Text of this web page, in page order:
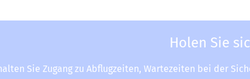
Holen Sie
Sie Zugang zu Abflugzeiten, Wartezeiten bei der